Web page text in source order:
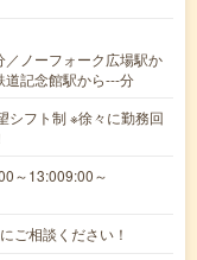
ノーフォーク広場駅か
道記念館駅から---分
シフト制 ※徐々に勤務回
～13:009:00～
ご相談ください！